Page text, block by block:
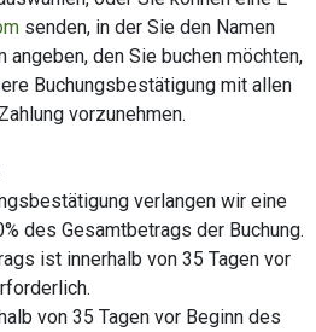
senden, in der Sie den Namen
angeben, den Sie buchen möchten,
Buchungsbestätigung mit allen
vorzunehmen.
verlangen wir eine
des Gesamtbetrags der Buchung.
ist innerhalb von 35 Tagen vor
von 35 Tagen vor Beginn des